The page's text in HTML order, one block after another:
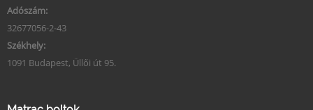
Adószám:
32677056-2-43
Székhely:
1091 Budapest, Üllői út 95.